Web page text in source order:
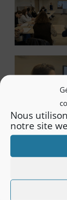
Nous
notre site